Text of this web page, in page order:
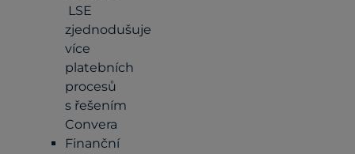
LSE
zjednodušuje
více
platebních
procesů
s řešením
Convera
Finanční